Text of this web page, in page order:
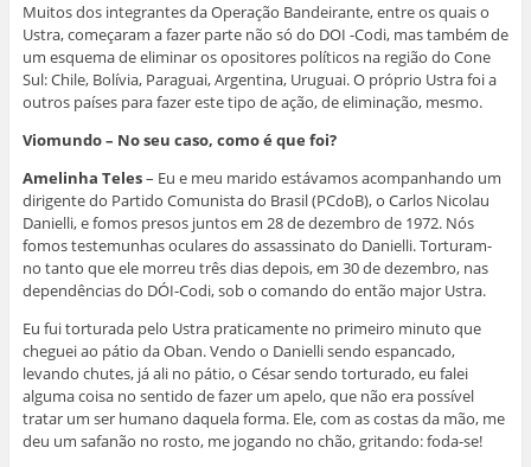
Muitos dos integrantes da Operação Bandeirante, entre os quais o
Ustra, começaram a fazer parte não só do DOI -Codi, mas também de
um esquema de eliminar os opositores políticos na região do Cone
Sul: Chile, Bolívia, Paraguai, Argentina, Uruguai. O próprio Ustra foi a
outros países para fazer este tipo de ação, de eliminação, mesmo.
Viomundo – No seu caso, como é que foi?
Amelinha Teles– Eu e meu marido estávamos acompanhando um
dirigente do Partido Comunista do Brasil (PCdoB), o Carlos Nicolau
Danielli, e fomos presos juntos em 28 de dezembro de 1972. Nós
fomos testemunhas oculares do assassinato do Danielli. Torturam-
no tanto que ele morreu três dias depois, em 30 de dezembro, nas
dependências do DÓI-Codi, sob o comando do então major Ustra.
Eu fui torturada pelo Ustra praticamente no primeiro minuto que
cheguei ao pátio da Oban. Vendo o Danielli sendo espancado,
levando chutes, já ali no pátio, o César sendo torturado, eu falei
alguma coisa no sentido de fazer um apelo, que não era possível
tratar um ser humano daquela forma. Ele, com as costas da mão, me
deu um safanão no rosto, me jogando no chão, gritando: foda-se!